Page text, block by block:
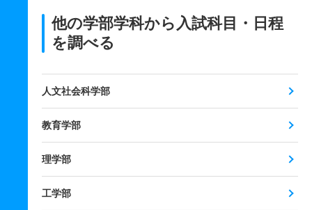
他の学部学科から入試科目・日程
を調べる
人文社会科学部
教育学部
理学部
工学部